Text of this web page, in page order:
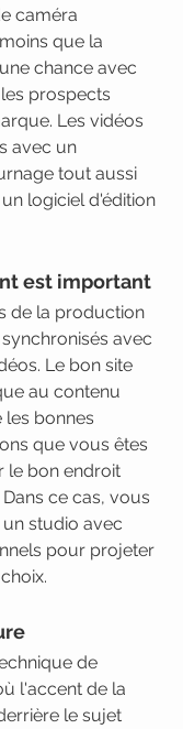
caméra
que la
chance avec
prospects
Les vidéos
avec un
tout aussi
logiciel d'édition
est important
de la production
avec
Le bon site
au contenu
bonnes
que vous êtes
le bon endroit
ce cas, vous
studio avec
pour projeter
de
l'accent de la
le sujet